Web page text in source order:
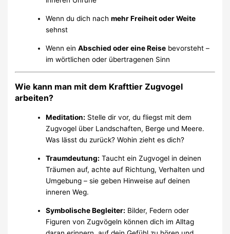
Wenn du dich nachmehr Freiheit oder Weite
sehnst
Wenn einAbschied oder eine Reise bevorsteht –
im wörtlichen oder übertragenen Sinn
Wie kann man mit dem Krafttier Zugvogel
arbeiten?
Meditation: Stelle dir vor, du fliegst mit dem
Zugvogel über Landschaften, Berge und Meere.
Was lässt du zurück? Wohin zieht es dich?
Traumdeutung: Taucht ein Zugvogel in deinen
Träumen auf, achte auf Richtung, Verhalten und
Umgebung – sie geben Hinweise auf deinen
inneren Weg.
Symbolische Begleiter: Bilder, Federn oder
Figuren von Zugvögeln können dich im Alltag